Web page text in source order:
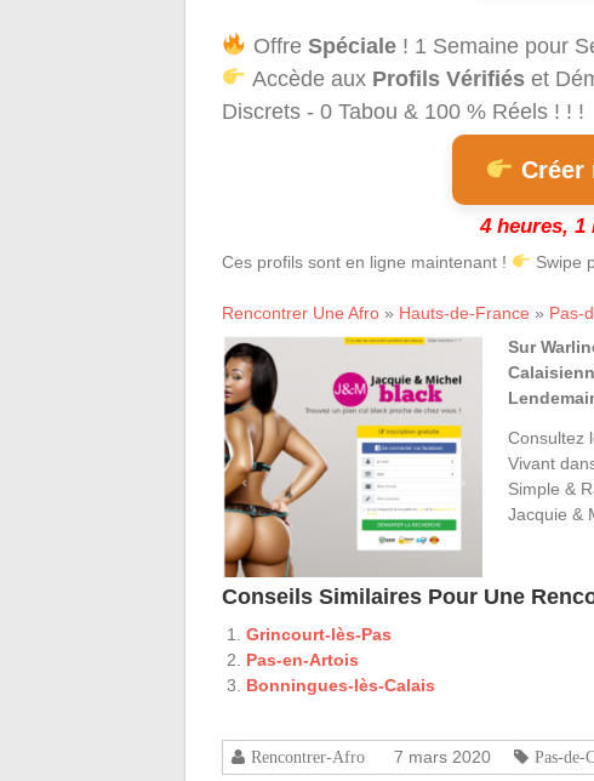
Offre Spéciale! 1 Semaine pour
Accède aux Profils Vérifiéset
Discrets - 0 Tabou & 100 % Réels ! ! !
Créer
4 heures, 1
Ces profils sont en ligne maintenant ! Swipe
Rencontrer Une Afro » Hauts-de-France » Pas-
Sur
Consultez
Vivant
Simple &
Jacquie &
Conseils Similaires Pour Une
Grincourt-lès-Pas
Pas-en-Artois
Bonningues-lès-Calais
Rencontrer-Afro 7 mars 2020 Pas-de-